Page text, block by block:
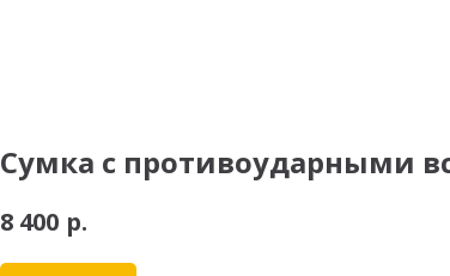
Сумка с противоударными
8 400 р.